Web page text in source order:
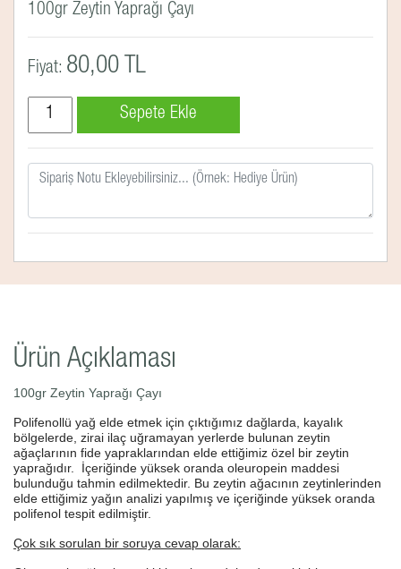
100gr Zeytin Yaprağı Çayı
Fiyat: 80,00 TL
Ürün Açıklaması
100gr Zeytin Yaprağı Çayı
Polifenollü yağ elde etmek için çıktığımız dağlarda, kayalık
bölgelerde, zirai ilaç uğramayan yerlerde bulunan zeytin
ağaçlarının fide yapraklarından elde ettiğimiz özel bir zeytin
yaprağıdır. İçeriğinde yüksek oranda oleuropein maddesi
bulunduğu tahmin edilmektedir. Bu zeytin ağacının zeytinlerinden
elde ettiğimiz yağın analizi yapılmış ve içeriğinde yüksek oranda
polifenol tespit edilmiştir.
Çok sık sorulan bir soruya cevap olarak: